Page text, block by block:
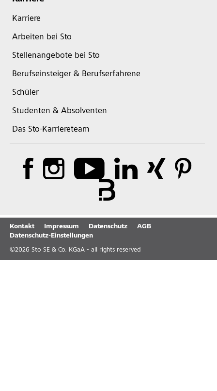
Karriere
Arbeiten bei Sto
Stellenangebote bei Sto
Berufseinsteiger & Berufserfahrene
Schüler
Studenten & Absolventen
Das Sto-Karriereteam
Kontakt Impressum Datenschutz
AGB
Datenschutz-Einstellungen
©2026 Sto SE & Co. KGaA - all rights reserved